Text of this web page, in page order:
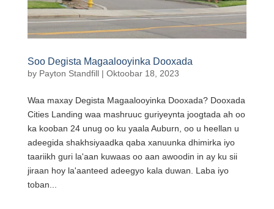
Soo Degista Magaalooyinka Dooxada
by Payton Standfill| Oktoobar 18, 2023
Waa maxay Degista Magaalooyinka Dooxada? Dooxada
Cities Landing waa mashruuc guriyeynta joogtada ah oo
ka kooban 24 unug oo ku yaala Auburn, oo u heellan u
adeegida shakhsiyaadka qaba xanuunka dhimirka iyo
taariikh guri la'aan kuwaas oo aan awoodin in ay ku sii
jiraan hoy la'aanteed adeegyo kala duwan. Laba iyo
toban...